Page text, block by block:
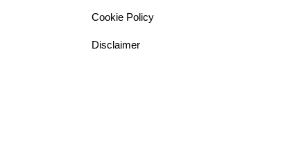
Cookie Policy
Disclaimer